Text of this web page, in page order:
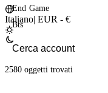
Italiano| EUR - €
End Game
Bts
2580 oggetti trovati